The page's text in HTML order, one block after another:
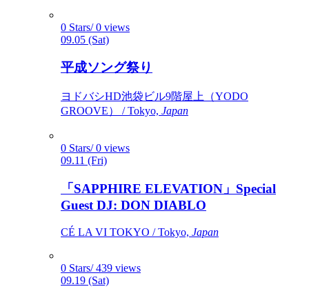
0 Stars/ 0 views
09.05 (Sat)
平成ソング祭り
ヨドバシHD池袋ビル9階屋上（YODO
GROOVE） / Tokyo, Japan
0 Stars/ 0 views
09.11 (Fri)
「SAPPHIRE ELEVATION」Special
Guest DJ: DON DIABLO
CÉ LA VI TOKYO / Tokyo, Japan
0 Stars/ 439 views
09.19 (Sat)